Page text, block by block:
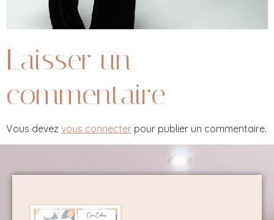
Laisser un
commentaire
Vous devez vous connecter pour publier un commentaire.